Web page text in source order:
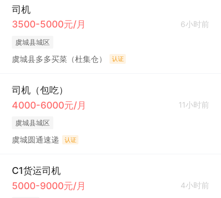
司机
3500-5000元/月
6小时前
虞城县城区
虞城县多多买菜（杜集仓） 认证
司机（包吃）
4000-6000元/月
11小时前
虞城县城区
虞城圆通速递 认证
C1货运司机
5000-9000元/月
4小时前